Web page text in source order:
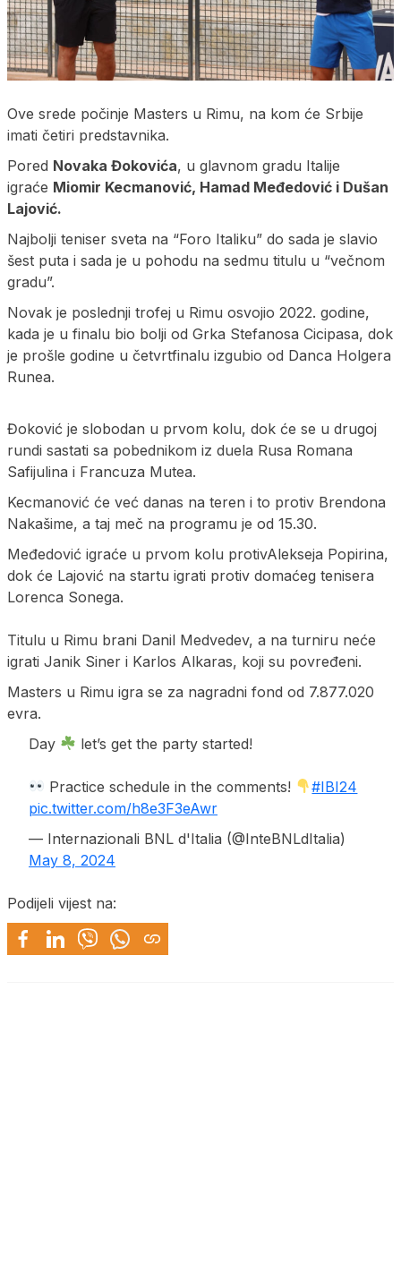
Ove srede počinje Masters u Rimu, na kom će Srbije
imati četiri predstavnika.
Pored Novaka Đokovića, u glavnom gradu Italije
igraće Miomir Kecmanović, Hamad Međedović i Dušan
Lajović.
Najbolji teniser sveta na “Foro Italiku” do sada je slavio
šest puta i sada je u pohodu na sedmu titulu u “večnom
gradu”.
Novak je poslednji trofej u Rimu osvojio 2022. godine,
kada je u finalu bio bolji od Grka Stefanosa Cicipasa, dok
je prošle godine u četvrtfinalu izgubio od Danca Holgera
Runea.
Đoković je slobodan u prvom kolu, dok će se u drugoj
rundi sastati sa pobednikom iz duela Rusa Romana
Safijulina i Francuza Mutea.
Kecmanović će već danas na teren i to protiv Brendona
Nakašime, a taj meč na programu je od 15.30.
Međedović igraće u prvom kolu protivAlekseja Popirina,
dok će Lajović na startu igrati protiv domaćeg tenisera
Lorenca Sonega.
Titulu u Rimu brani Danil Medvedev, a na turniru neće
igrati Janik Siner i Karlos Alkaras, koji su povređeni.
Masters u Rimu igra se za nagradni fond od 7.877.020
evra.
Day
let’s get the party started!
Practice schedule in the comments!
#IBI24
pic.twitter.com/h8e3F3eAwr
— Internazionali BNL d'Italia (@InteBNLdItalia)
May 8, 2024
Podijeli vijest na: